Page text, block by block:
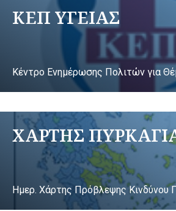
ΚΕΠ ΥΓΕΙΑΣ
Κέντρο Ενημέρωσης Πολιτών για
ΧΑΡΤΗΣ
Ημερ. Χάρτης Πρόβλεψης Κινδύνου